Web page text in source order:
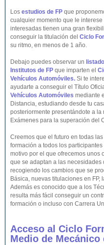
Los estudios de FP que
cualquier momento que le
interesadas tienen una gran
conseguir la titulación del Ciclo
su ritmo, en menos de 1 año.
Debajo puedes observar un
Institutos de FP que imparten el
Vehículos Automóviles. Si te
ayudarte a conseguir el Título
Vehículos Automóviles mediante
Distancia, estudiando desde tu
posteriormente presentándote a
Exámenes para la superación del
Creemos que el futuro en todas
formación a todos los
motivo por el que ofrecemos unos
que se adaptan a las
recogiendo los cambios que se
Básica, nuevas titulaciones en FP,
Además es conocido que a los
resulta más fácil conseguir un
formación o incluso con Carrera
Acceso al Ciclo
Medio de